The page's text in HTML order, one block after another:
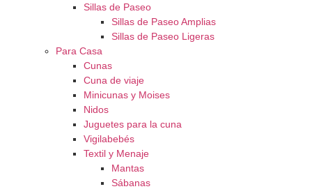
Sillas de Paseo
Sillas de Paseo Amplias
Sillas de Paseo Ligeras
Para Casa
Cunas
Cuna de viaje
Minicunas y Moises
Nidos
Juguetes para la cuna
Vigilabebés
Textil y Menaje
Mantas
Sábanas